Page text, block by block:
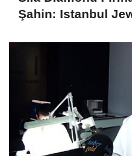
Şahin: Istanbul